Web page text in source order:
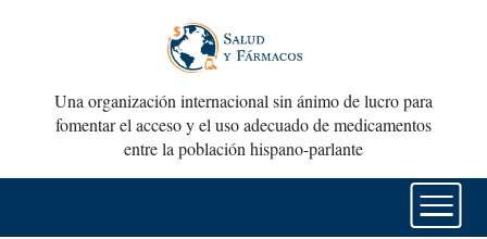
Una organización internacional sin ánimo de lucro para
fomentar el acceso y el uso adecuado de medicamentos
entre la población hispano-parlante